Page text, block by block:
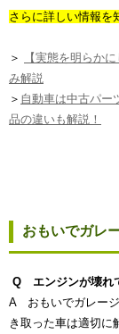
さらに詳しい情報を
＞
【実態を明らか
み解説
＞ 自動車は中古パー
品の違いも解説！
おもいでガレ
Q エンジンが壊れ
A おもいでガレージ
き取った車は適切に